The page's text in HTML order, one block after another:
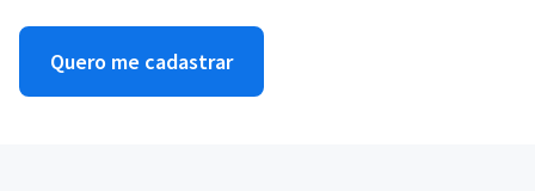
Quero me cadastrar